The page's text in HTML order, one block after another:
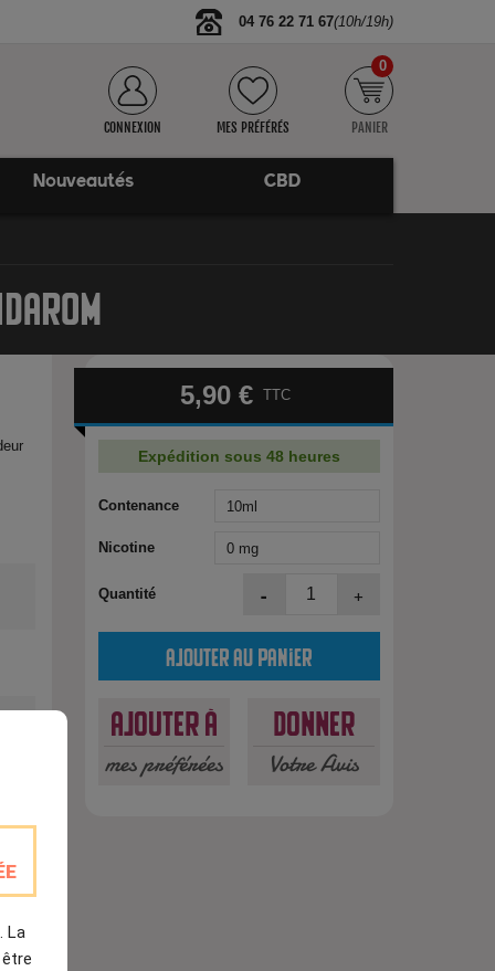
La
04 76 22 71 67(10h/19h)
CONNEXION MES PRÉFÉRÉS PANIER
0
Nouveautés CBD
5,90 € TTC
Expédition sous 48 heures
Contenance
Nicotine
Quantité - +
Ajouter au panier
Ajouter à
mes préférées
Donner
Votre Avis